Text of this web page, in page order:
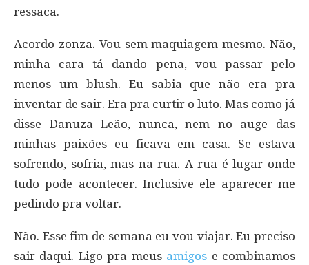
ressaca.
Acordo zonza. Vou sem maquiagem mesmo. Não,
minha cara tá dando pena, vou passar pelo
menos um blush. Eu sabia que não era pra
inventar de sair. Era pra curtir o luto. Mas como já
disse Danuza Leão, nunca, nem no auge das
minhas paixões eu ficava em casa. Se estava
sofrendo, sofria, mas na rua. A rua é lugar onde
tudo pode acontecer. Inclusive ele aparecer me
pedindo pra voltar.
Não. Esse fim de semana eu vou viajar. Eu preciso
sair daqui. Ligo pra meus amigos e combinamos